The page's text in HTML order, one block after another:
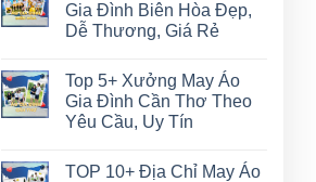
Gia Đình Biên Hòa Đẹp,
Dễ Thương, Giá Rẻ
Top 5+ Xưởng May Áo
Gia Đình Cần Thơ Theo
Yêu Cầu, Uy Tín
TOP 10+ Địa Chỉ May Áo